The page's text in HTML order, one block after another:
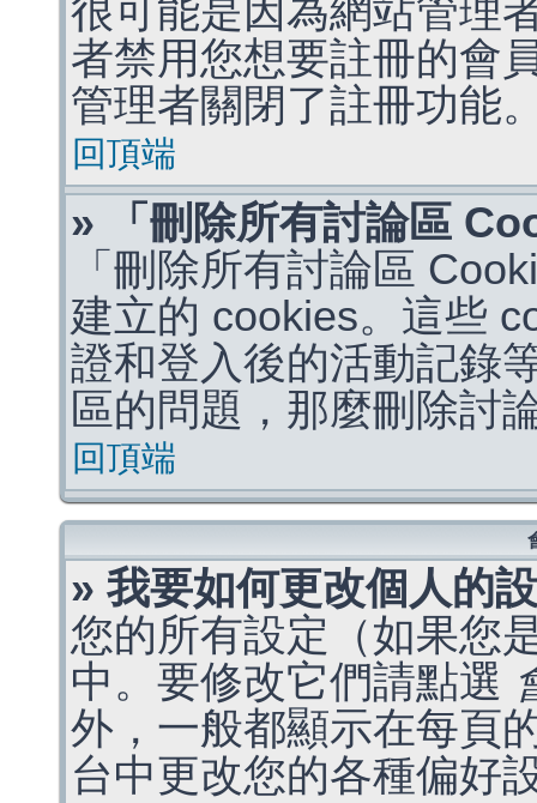
很可能是因為網站管理
者禁用您想要註冊的會
管理者關閉了註冊功能
回頂端
» 「刪除所有討論區
「刪除所有討論區
建立的 cookies。這些
證和登入後的活動記錄
區的問題，那麼刪除討
回頂端
» 我要如何更改個人的
您的所有設定（如果您
中。要修改它們請點選
外，一般都顯示在每頁
台中更改您的各種偏好